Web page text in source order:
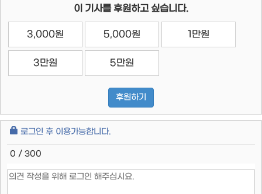
이 기사를 후원하고 싶습니다.
3,000원 5,000원 1만원
3만원 5만원
후원하기
로그인 후 이용가능합니다.
0 / 300